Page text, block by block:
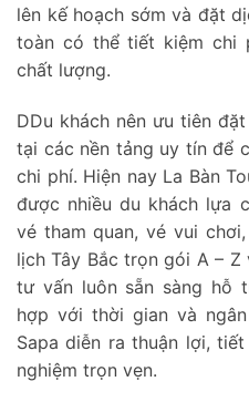
lên kế hoạch sớm và đặt
toàn có thể tiết kiệm chi
chất lượng.
DDu khách nên ưu tiên
tại các nền tảng uy tín để
chi phí. Hiện nay La Bàn
được nhiều du khách lựa
vé tham quan, vé vui
lịch Tây Bắc trọn gói A –
tư vấn luôn sẵn sàng hỗ
hợp với thời gian và
Sapa diễn ra thuận lợi,
nghiệm trọn vẹn.